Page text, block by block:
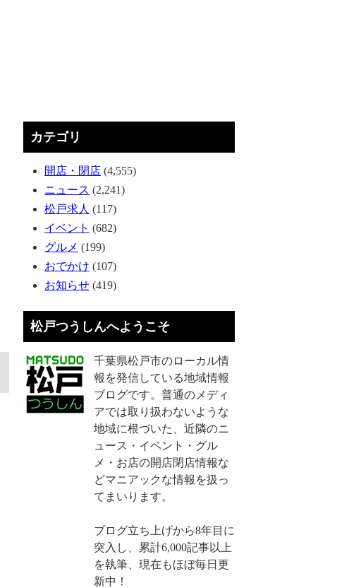
カテゴリ
開店・閉店 (4,555)
ニュース (2,241)
松戸求人 (117)
イベント (682)
グルメ (199)
おでかけ (107)
お知らせ (419)
松戸つうしんへようこそ
千葉県松戸市のローカル情
報を発信している地域情報
ブログです。普通のメディ
アでは取り扱わないような
地域に根づいた、近隣のニ
ュース・イベント・グル
メ・お店の開店閉店情報な
どマニアックな情報を扱っ
てまいります。
ブログ立ち上げから8年目に
突入し、累計6,000記事以上
を執筆、現在もほぼ毎日更
新中！